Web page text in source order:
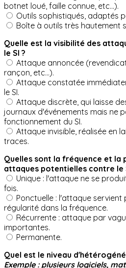
botnet loué, faille connue, etc...).
Outils sophistiqués, adaptés
Boîte à outils très hautement
Quelle est la visibilité des
le SI ?
Attaque annoncée
rançon, etc...).
Attaque constatée
le SI.
Attaque discrète, qui laisse
journaux d'événements mais ne
fonctionnement du SI.
Attaque invisible, réalisée en
traces.
Quelles sont la fréquence et la
attaques potentielles contre le
Unique : l'attaque ne se
fois.
Ponctuelle : l'attaque servient
régularité dans la fréquence.
Récurrente : attaque par
importantes.
Permanente.
Quel est le niveau
Exemple : plusieurs logiciels,